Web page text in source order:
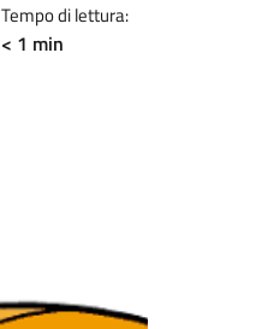
Tempo di lettura:
< 1 min